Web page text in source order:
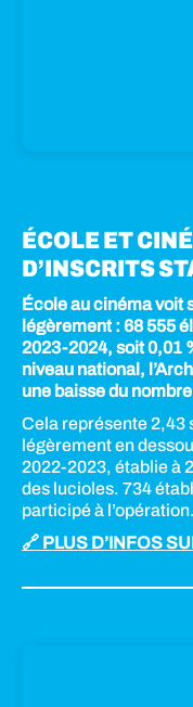
ÉCOLE ET
D’INSCRITS
École au cinéma voit
légèrement : 68 555
2023-2024, soit 0,01
niveau national,
une baisse du
Cela représente 2,43
légèrement en
2022-2023, établie à
des lucioles. 734
participé à l’opération.
🔗 PLUS D’INFOS